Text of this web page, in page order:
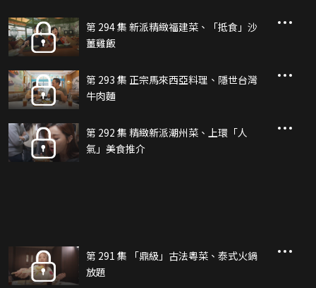
第 294 集 新派精緻福建菜、「抵食」沙
薑雞飯
第 293 集 正宗馬來西亞料理、隱世台灣
牛肉麵
第 292 集 精緻新派潮州菜、上環「人
氣」美食推介
第 291 集 「鼎級」古法粵菜、泰式火鍋
放題